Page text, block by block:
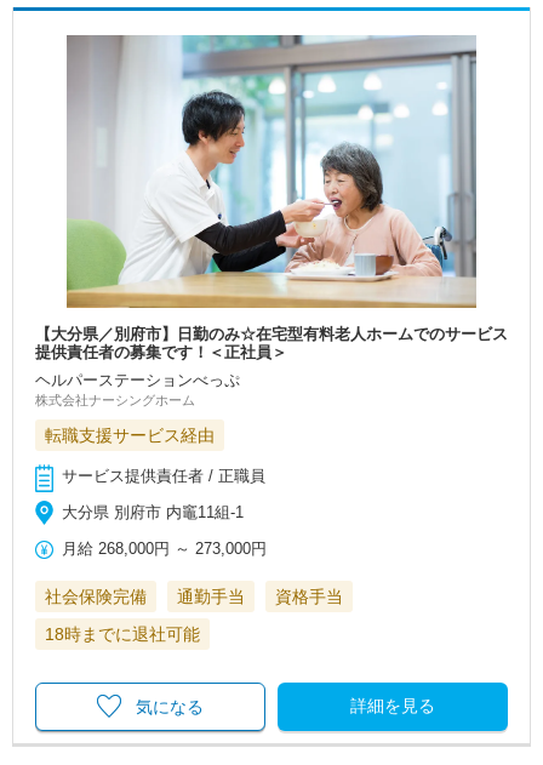
【大分県／別府市】日勤のみ☆在宅型有料老人ホームでのサービス
提供責任者の募集です！＜正社員＞
ヘルパーステーションべっぷ
株式会社ナーシングホーム
転職支援サービス経由
サービス提供責任者 / 正職員
大分県 別府市 内竈11組-1
月給 268,000円 ～273,000円
社会保険完備 通勤手当
資格手当
18時までに退社可能
詳細を見る
気になる